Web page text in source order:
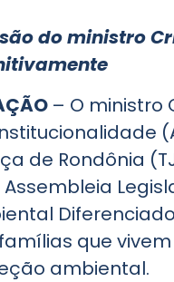
do ministro
– O ministro
de Rondônia
que
ambiental.